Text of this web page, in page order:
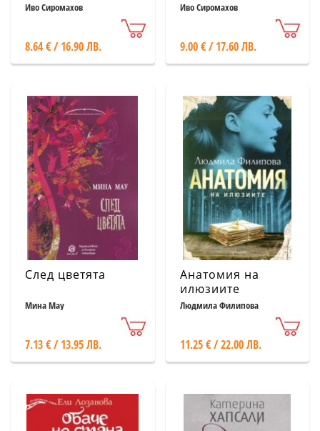
Иво Сиромахов
8.64 € / 16.90 ЛВ.
Иво Сиромахов
9.00 € / 17.60 ЛВ.
След цветята
Мина Мау
7.13 € / 13.95 ЛВ.
Анатомия на
илюзиите
Людмила Филипова
11.25 € / 22.00 ЛВ.